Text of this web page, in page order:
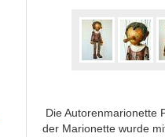
Die Autorenmarionette
der Marionette wurde